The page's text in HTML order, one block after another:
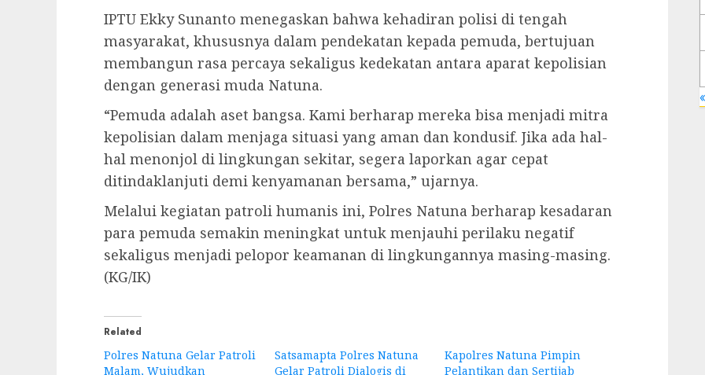
IPTU Ekky Sunanto menegaskan bahwa kehadiran polisi di tengah
masyarakat, khususnya dalam pendekatan kepada pemuda, bertujuan
membangun rasa percaya sekaligus kedekatan antara aparat kepolisian
dengan generasi muda Natuna.
“Pemuda adalah aset bangsa. Kami berharap mereka bisa menjadi mitra
kepolisian dalam menjaga situasi yang aman dan kondusif. Jika ada hal-
hal menonjol di lingkungan sekitar, segera laporkan agar cepat
ditindaklanjuti demi kenyamanan bersama,” ujarnya.
Melalui kegiatan patroli humanis ini, Polres Natuna berharap kesadaran
para pemuda semakin meningkat untuk menjauhi perilaku negatif
sekaligus menjadi pelopor keamanan di lingkungannya masing-masing.
(KG/IK)
Related
Polres Natuna Gelar Patroli
Malam, Wujudkan
Satsamapta Polres Natuna
Gelar Patroli Dialogis di
Kapolres Natuna Pimpin
Pelantikan dan Sertijab